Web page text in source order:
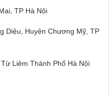
TP Hà Nội
Diệu, Huyện Chương Mỹ, TP
Liêm Thành Phố Hà Nội